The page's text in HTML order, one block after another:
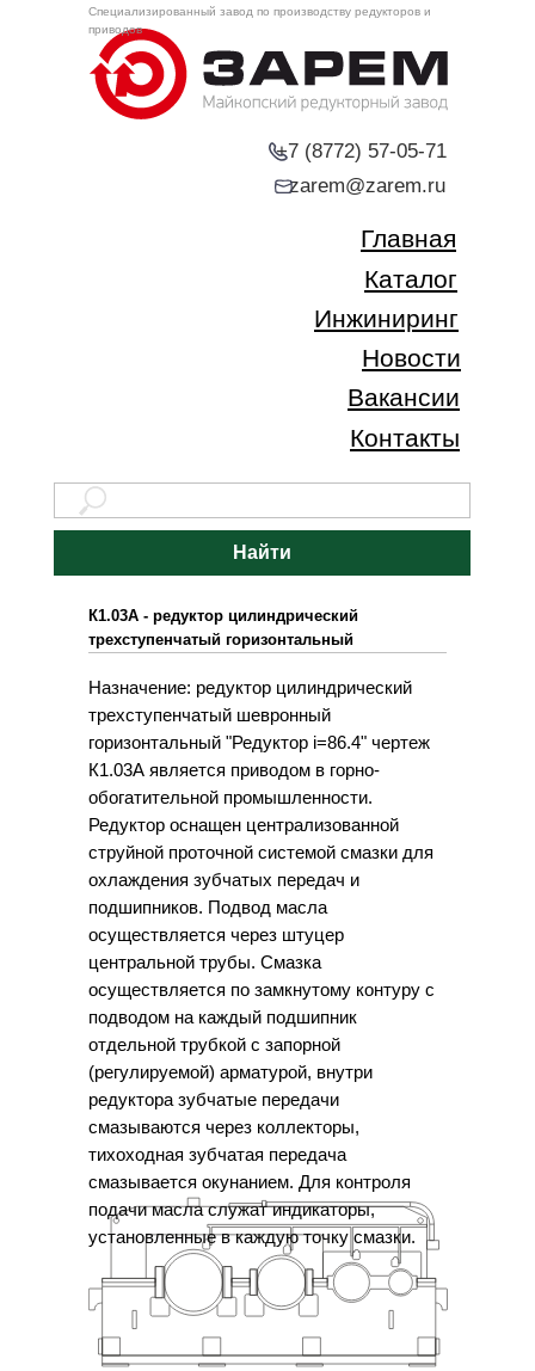
+7 (8772) 57-05-71
Каталог
Инжиниринг
Новости
Главная
Контакты
Вакансии
zarem@zarem.ru
Специализированный завод по производству редукторов и
приводов
Найти
Назначение: редуктор цилиндрический
трехступенчатый шевронный
горизонтальный "Редуктор i=86.4" чертеж
К1.03А является приводом в горно-
обогатительной промышленности.
Редуктор оснащен централизованной
струйной проточной системой смазки для
охлаждения зубчатых передач и
подшипников. Подвод масла
осуществляется через штуцер
центральной трубы. Смазка
осуществляется по замкнутому контуру с
подводом на каждый подшипник
отдельной трубкой с запорной
(регулируемой) арматурой, внутри
редуктора зубчатые передачи
смазываются через коллекторы,
тихоходная зубчатая передача
смазывается окунанием. Для контроля
подачи масла служат индикаторы,
установленные в каждую точку смазки.
К1.03А - редуктор цилиндрический
трехступенчатый горизонтальный